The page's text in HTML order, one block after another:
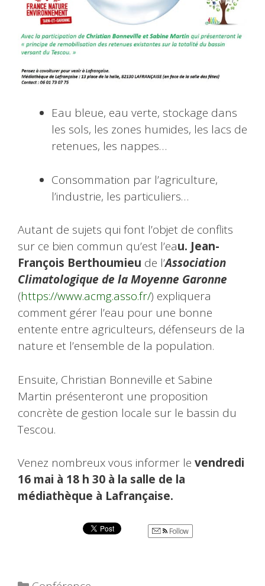
Eau bleue, eau verte, stockage dans
les sols, les zones humides, les lacs de
retenues, les nappes…
Consommation par l’agriculture,
l’industrie, les particuliers…
Autant de sujets qui font l’objet de conflits
sur ce bien commun qu’est l’eau. Jean-
François Berthoumieu de l’Association
Climatologique de la Moyenne Garonne
(https://www.acmg.asso.fr/) expliquera
comment gérer l’eau pour une bonne
entente entre agriculteurs, défenseurs de la
nature et l’ensemble de la population.
Ensuite, Christian Bonneville et Sabine
Martin présenteront une proposition
concrète de gestion locale sur le bassin du
Tescou.
Venez nombreux vous informer le vendredi
16 mai à 18 h 30 à la salle de la
médiathèque à Lafrançaise.
Follow